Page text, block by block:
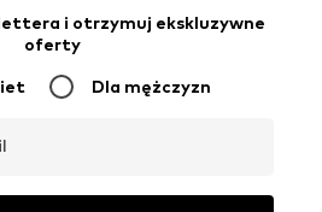
i otrzymuj ekskluzywne
oferty
Dla mężczyzn